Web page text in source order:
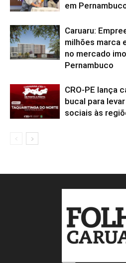
em
Caruaru:
milhões marca
no mercado
Pernambuco
CRO-PE lança
bucal para
sociais às